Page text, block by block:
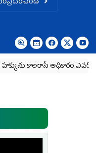
అధికారం ఎవరికీ లేదు